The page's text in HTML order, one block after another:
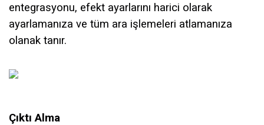
entegrasyonu, efekt ayarlarını harici olarak
ayarlamanıza ve tüm ara işlemeleri atlamanıza
olanak tanır.
Çıktı Alma